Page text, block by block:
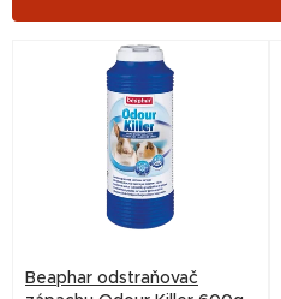
Beaphar odstraňovač